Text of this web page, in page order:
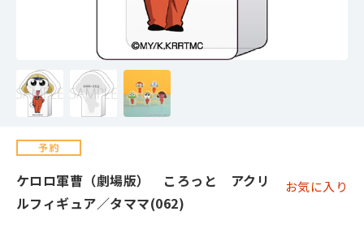
ケロロ軍曹（劇場版） ころっと アクリ
ルフィギュア／タママ(062)
お気に入り